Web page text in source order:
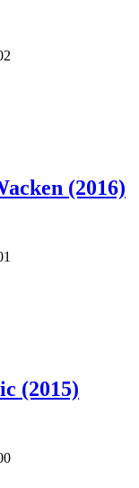
(2016)
(2015)